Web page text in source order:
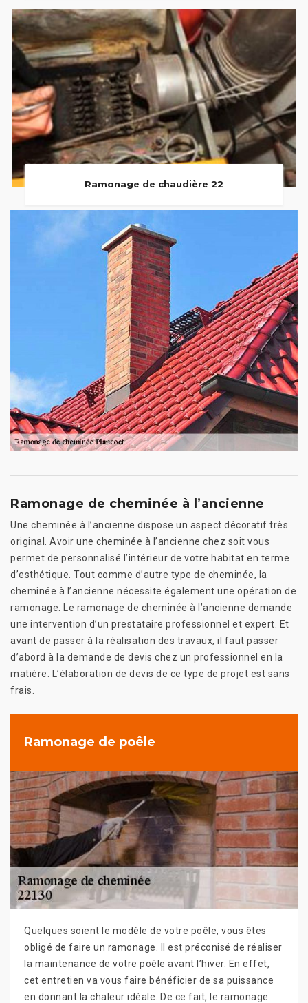
Ramonage de chaudière 22
Ramonage de cheminée à l’ancienne
Une cheminée à l’ancienne dispose un aspect décoratif très
original. Avoir une cheminée à l’ancienne chez soit vous
permet de personnalisé l’intérieur de votre habitat en terme
d’esthétique. Tout comme d’autre type de cheminée, la
cheminée à l’ancienne nécessite également une opération de
ramonage. Le ramonage de cheminée à l’ancienne demande
une intervention d’un prestataire professionnel et expert. Et
avant de passer à la réalisation des travaux, il faut passer
d’abord à la demande de devis chez un professionnel en la
matière. L’élaboration de devis de ce type de projet est sans
frais.
Ramonage de poêle
Quelques soient le modèle de votre poêle, vous êtes
obligé de faire un ramonage. Il est préconisé de réaliser
la maintenance de votre poêle avant l’hiver. En effet,
cet entretien va vous faire bénéficier de sa puissance
en donnant la chaleur idéale. De ce fait, le ramonage